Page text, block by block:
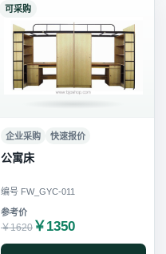
可采购
企业采购 快速报价
公寓床
编号 FW_GYC-011
￥1620 ￥1350